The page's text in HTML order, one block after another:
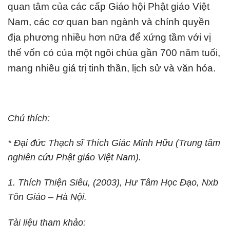
quan tâm của các cấp Giáo hội Phật giáo Việt
Nam, các cơ quan ban ngành và chính quyền
địa phương nhiều hơn nữa để xứng tầm với vị
thế vốn có của một ngôi chùa gần 700 năm tuổi,
mang nhiều giá trị tinh thần, lịch sử và văn hóa.
Chú thích:
* Đại đức Thạch sĩ Thích Giác Minh Hữu (Trung tâm
nghiên cứu Phật giáo Việt Nam).
1. Thích Thiện Siêu, (2003), Hư Tâm Học Đạo, Nxb
Tôn Giáo – Hà Nội.
Tài liệu tham khảo: